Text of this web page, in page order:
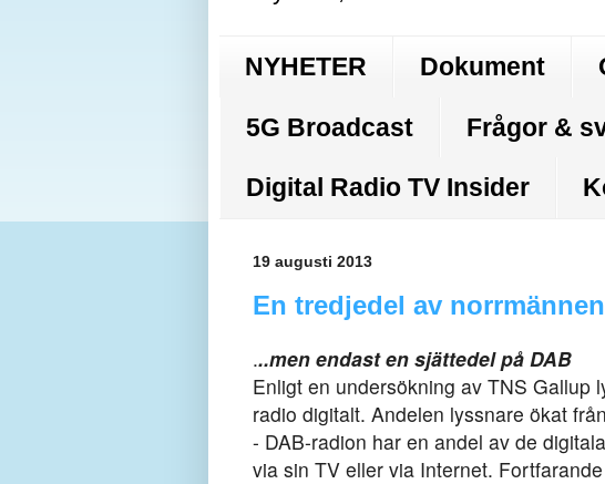
NYHETER Dokument
5G Broadcast Frågor &
Digital Radio TV Insider
19 augusti 2013
En tredjedel av
...men endast en sjättedel på DAB
Enligt en undersökning av TNS Gallup
radio digitalt. Andelen lyssnare ökat
- DAB-radion har en andel av de
via sin TV eller via Internet.